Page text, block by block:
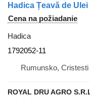
Cena na požiadanie
Hadica
1792052-11
Rumunsko, Cristesti
ROYAL DRU AGRO